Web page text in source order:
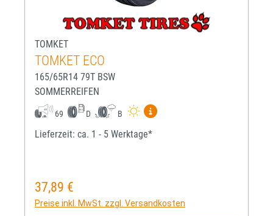
TOMKET
TOMKET ECO
165/65R14 79T BSW
SOMMERREIFEN
69 D B
Mehr Informationen zum
Lieferzeit: ca. 1 - 5 Werktage*
Regulärer Preis:
37,89 €
Preise inkl. MwSt. zzgl. Versandkosten